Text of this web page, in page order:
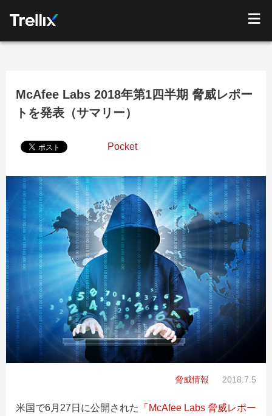
McAfee Labs 2018年第1四半期 脅威レポー
トを発表（サマリー）
Pocket
脅威情報 2018.7.5
米国で6月27日に公開された
「McAfee Labs 脅威レポー